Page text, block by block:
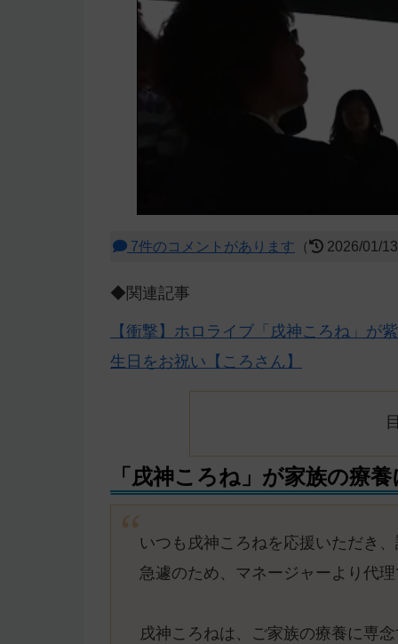
7件のコメントがあります （ 2026/01/
◆関連記事
【衝撃】ホロライブ「戌神ころね」が
生日をお祝い【ころさん】
「戌神ころね」が家族の療
いつも戌神ころねを応援いただき
急遽のため、マネージャーより代
戌神ころねは、ご家族の療養に専